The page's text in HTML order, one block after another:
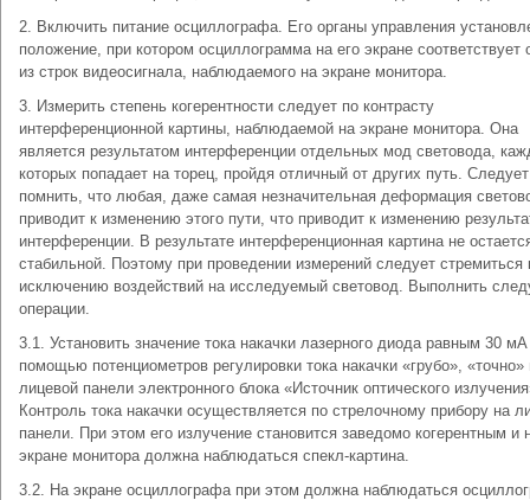
2. Включить питание осциллографа. Его органы управления
положение, при котором осциллограмма на его экране соответствует
из строк видеосигнала, наблюдаемого на экране монитора.
3. Измерить степень когерентности следует по контрасту
интерференционной картины, наблюдаемой на экране монитора. Она
является результатом интерференции отдельных мод световода,
которых попадает на торец, пройдя отличный от других путь. Следует
помнить, что любая, даже самая незначительная деформация
приводит к изменению этого пути, что приводит к изменению
интерференции. В результате интерференционная картина не
стабильной. Поэтому при проведении измерений следует стремиться
исключению воздействий на исследуемый световод. Выполнить
операции.
3.1. Установить значение тока накачки лазерного диода равным 30
помощью потенциометров регулировки тока накачки «грубо», «точно»
лицевой панели электронного блока «Источник оптического
Контроль тока накачки осуществляется по стрелочному прибору на
панели. При этом его излучение становится заведомо когерентным и
экране монитора должна наблюдаться спекл-картина.
3.2. На экране осциллографа при этом должна наблюдаться